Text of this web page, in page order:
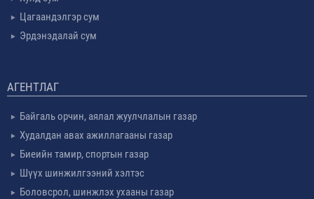
Цагаандэлгэр сум
Эрдэнэдалай сум
АГЕНТЛАГ
Байгаль орчин, аялал жуулчлалын газар
Худалдан авах ажиллагааны газар
Биеийн тамир, спортын газар
Шүүх шинжилгээний хэлтэс
Боловсрол, шинжлэх ухааны газар